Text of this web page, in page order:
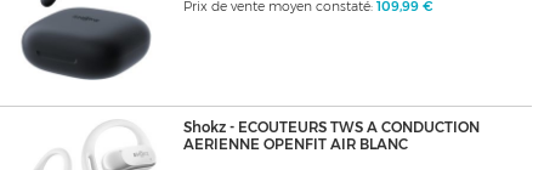
Prix de vente moyen constaté: 109,99 €
Shokz - ECOUTEURS TWS A CONDUCTION
AERIENNE OPENFIT AIR BLANC